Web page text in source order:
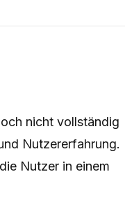
nicht vollständig
Nutzererfahrung.
Nutzer in einem